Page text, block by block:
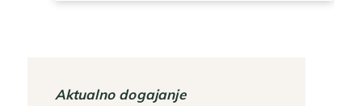
Aktualno dogajanje